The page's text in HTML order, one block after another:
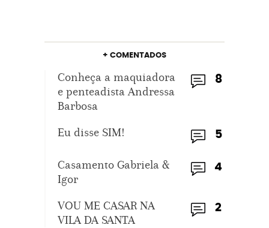
+ COMENTADOS
8
Conheça a maquiadora
e penteadista Andressa
Barbosa
5
Eu disse SIM!
4
Casamento Gabriela &
Igor
2
VOU ME CASAR NA
VILA DA SANTA